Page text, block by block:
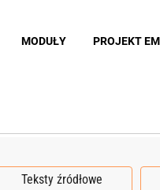
MODUŁY PROJEKT
Teksty źródłowe